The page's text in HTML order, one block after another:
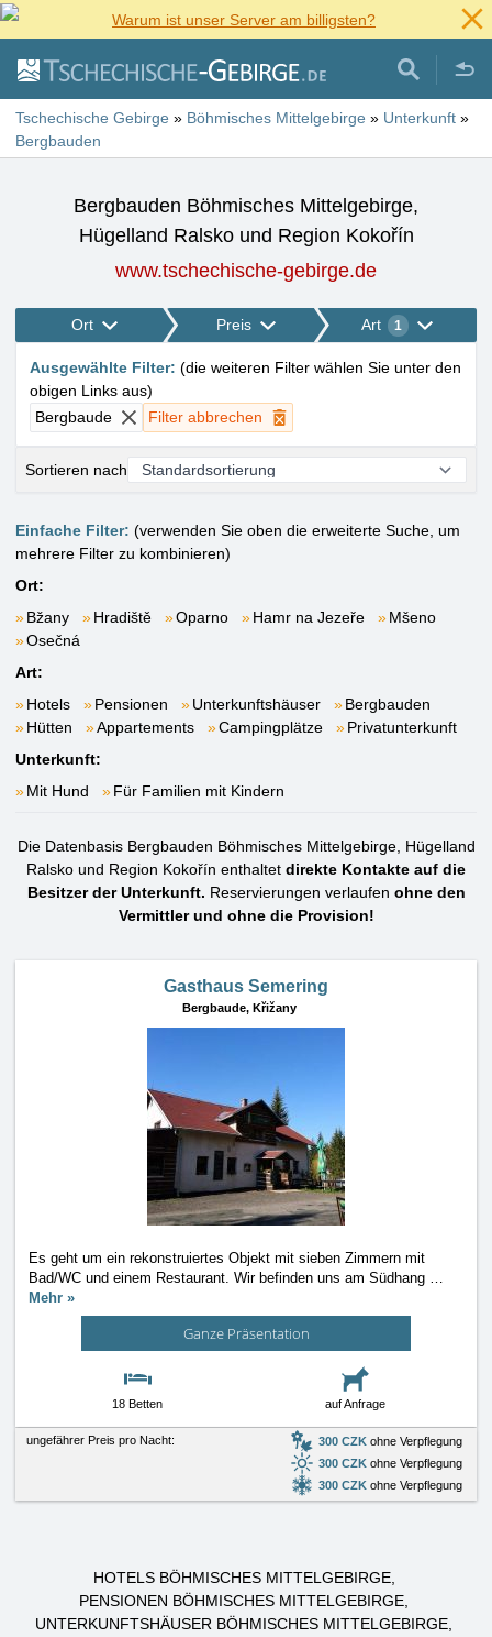
Warum ist unser Server am billigsten?
Tschechische Gebirge » Böhmisches Mittelgebirge » Unterkunft »
Bergbauden
Bergbauden Böhmisches Mittelgebirge,
Hügelland Ralsko und Region Kokořín
www.tschechische-gebirge.de
Ort Preis Art 1
Ausgewählte Filter: (die weiteren Filter wählen Sie unter den
obigen Links aus)
Bergbaude
Filter abbrechen
Sortieren nach
Einfache Filter: (verwenden Sie oben die erweiterte Suche, um
mehrere Filter zu kombinieren)
Ort:
Bžany
Hradiště Oparno Hamr na Jezeře
Mšeno
Osečná
Art:
Hotels
Pensionen Unterkunftshäuser
Bergbauden
Hütten
Appartements Campingplätze
Privatunterkunft
Unterkunft:
Mit Hund
Für Familien mit Kindern
Die Datenbasis Bergbauden Böhmisches Mittelgebirge, Hügelland
Ralsko und Region Kokořín enthaltet direkte Kontakte auf die
Besitzer der Unterkunft. Reservierungen verlaufen ohne den
Vermittler und ohne die Provision!
Gasthaus Semering
Bergbaude, Křižany
Es geht um ein rekonstruiertes Objekt mit sieben Zimmern mit
Bad/WC und einem Restaurant. Wir befinden uns am Südhang …
Mehr »
Ganze Präsentation
18 Betten auf Anfrage
ungefährer Preis pro Nacht: 300 CZK ohne Verpflegung
300 CZK ohne Verpflegung
300 CZK ohne Verpflegung
HOTELS BÖHMISCHES MITTELGEBIRGE
PENSIONEN BÖHMISCHES MITTELGEBIRGE
UNTERKUNFTSHÄUSER BÖHMISCHES MITTELGEBIRGE